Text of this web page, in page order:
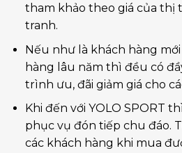
tham khảo theo giá của thị
tranh.
Nếu như là khách hàng
hàng lâu năm thì đều có
trình ưu, đãi giảm giá cho
Khi đến với YOLO SPORT
phục vụ đón tiếp chu đáo.
các khách hàng khi mua